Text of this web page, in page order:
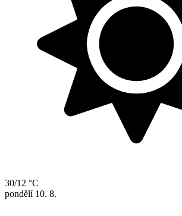
30/12 °C
pondělí 10. 8.